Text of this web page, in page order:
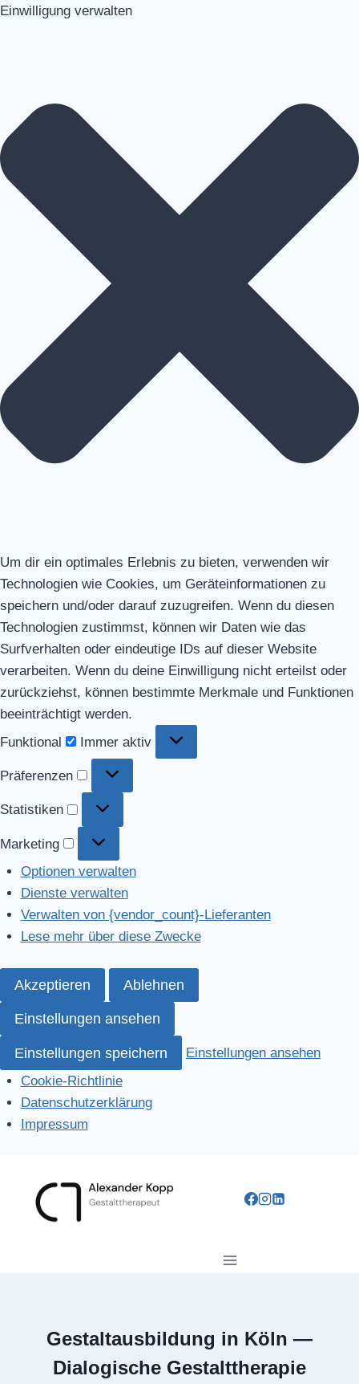
Einwilligung verwalten
Um dir ein optimales Erlebnis zu bieten, verwenden wir
Technologien wie Cookies, um Geräteinformationen zu
speichern und/oder darauf zuzugreifen. Wenn du diesen
Technologien zustimmst, können wir Daten wie das
Surfverhalten oder eindeutige IDs auf dieser Website
verarbeiten. Wenn du deine Einwilligung nicht erteilst oder
zurückziehst, können bestimmte Merkmale und Funktionen
beeinträchtigt werden.
Funktional
Funktional
Immer aktiv
Präferenzen Präferenzen
Statistiken Statistiken
Marketing Marketing
Optionen verwalten
Dienste verwalten
Verwalten von {vendor_count}-Lieferanten
Lese mehr über diese Zwecke
Akzeptieren Ablehnen
Einstellungen ansehen
Einstellungen speichern
Einstellungen ansehen
Cookie-Richtlinie
Datenschutzerklärung
Impressum
springen
Gestaltausbildung in Köln —
Dialogische Gestalttherapie